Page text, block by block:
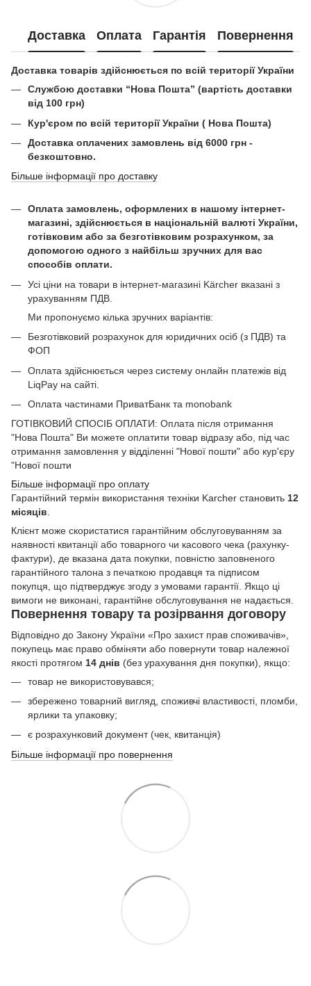
Доставка Оплата Гарантія Повернення
Доставка товарів здійснюється по всій території України
Службою доставки “Нова Пошта” (вартість доставки
від 100 грн)
Кур'єром по всій території України ( Нова Пошта)
Доставка оплачених замовлень від 6000 грн -
безкоштовно.
Більше інформації про доставку
Оплата замовлень, оформлених в нашому інтернет-
магазині, здійснюється в національній валюті України,
готівковим або за безготівковим розрахунком, за
допомогою одного з найбільш зручних для вас
способів оплати.
Усі ціни на товари в інтернет-магазині Kärcher вказані з
урахуванням ПДВ.
Ми пропонуємо кілька зручних варіантів:
Безготівковий розрахунок для юридичних осіб (з ПДВ) та
ФОП
Оплата здійснюється через систему онлайн платежів від
LiqPay на сайті.
Оплата частинами ПриватБанк та monobank
ГОТІВКОВИЙ СПОСІБ ОПЛАТИ: Оплата після отримання
"Нова Пошта" Ви можете оплатити товар відразу або, під час
отримання замовлення у відділенні "Нової пошти" або кур'єру
"Нової пошти
Більше інформації про оплату
Гарантійний термін використання техніки Karcher становить 12
місяців.
Клієнт може скористатися гарантійним обслуговуванням за
наявності квитанції або товарного чи касового чека (рахунку-
фактури), де вказана дата покупки, повністю заповненого
гарантійного талона з печаткою продавця та підписом
покупця, що підтверджує згоду з умовами гарантії. Якщо ці
вимоги не виконані, гарантійне обслуговування не надається.
Повернення товару та розірвання договору
Відповідно до Закону України «Про захист прав споживачів»,
покупець має право обміняти або повернути товар належної
якості протягом 14 днів (без урахування дня покупки), якщо:
товар не використовувався;
збережено товарний вигляд, споживчі властивості, пломби,
ярлики та упаковку;
є розрахунковий документ (чек, квитанція)
Більше інформації про повернення